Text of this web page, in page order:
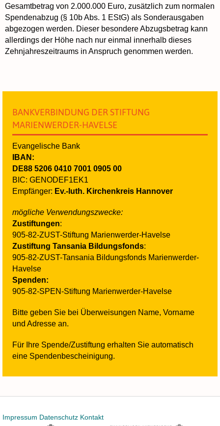
Gesamtbetrag von 2.000.000 Euro, zusätzlich zum normalen
Spendenabzug (§ 10b Abs. 1 EStG) als Sonderausgaben
abgezogen werden. Dieser besondere Abzugsbetrag kann
allerdings der Höhe nach nur einmal innerhalb dieses
Zehnjahreszeitraums in Anspruch genommen werden.
BANKVERBINDUNG DER STIFTUNG
MARIENWERDER-HAVELSE
Evangelische Bank
IBAN:
DE88 5206 0410 7001 0905 00
BIC: GENODEF1EK1
Empfänger: Ev.-luth. Kirchenkreis Hannover
mögliche Verwendungszwecke:
Zustiftungen:
905-82-ZUST-Stiftung Marienwerder-Havelse
Zustiftung Tansania Bildungsfonds:
905-82-ZUST-Tansania Bildungsfonds Marienwerder-
Havelse
Spenden:
905-82-SPEN-Stiftung Marienwerder-Havelse
Bitte geben Sie bei Überweisungen Name, Vorname
und Adresse an.
Für Ihre Spende/Zustiftung erhalten Sie automatisch
eine Spendenbescheinigung.
Impressum Datenschutz Kontakt